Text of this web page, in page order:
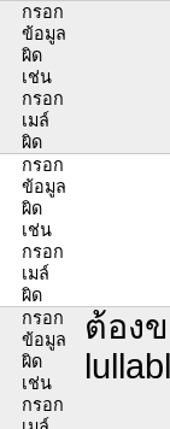
กรอก
ข้อมูล
ผิด
เช่น
กรอก
เมล์
ผิด
กรอก
ข้อมูล
ผิด
เช่น
กรอก
เมล์
ผิด
กรอก
ข้อมูล
ผิด
เช่น
กรอก
ต้อง